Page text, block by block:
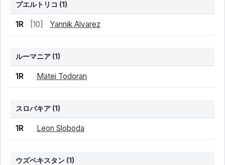
プエルトリコ (1)
結果 シード 選手名
1R [10] Yannik Alvarez
ルーマニア (1)
結果 シード 選手名
1R Matei Todoran
スロバキア (1)
結果 シード 選手名
1R Leon Sloboda
ウズベキスタン (1)